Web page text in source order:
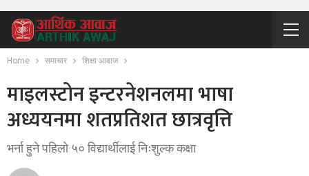
Home समाचार शिक्षा आवाज
माइलस्टोन इन्टरनेशनलमा भाषा
अध्ययनमा शतप्रतिशत छात्रवृत्ति
भर्ना हुने पहिलो ५० विद्यार्थीलाई निःशुल्क कक्षा